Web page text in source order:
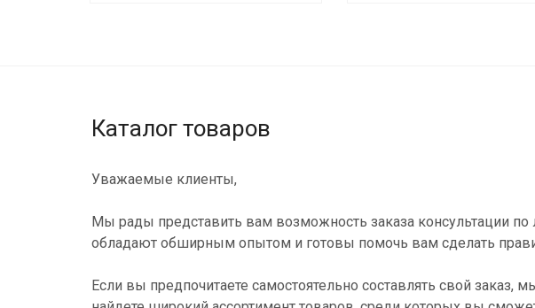
Каталог товаров
Уважаемые клиенты,
Мы рады представить вам возможность заказа консультации
обладают обширным опытом и готовы помочь вам сделать
Если вы предпочитаете самостоятельно составлять свой